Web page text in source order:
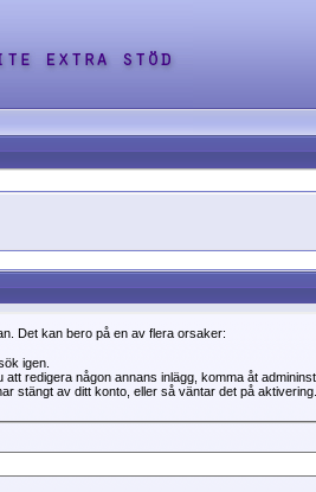
Det kan bero på en av flera orsaker:
igen.
redigera någon annans inlägg, komma åt
stängt av ditt konto, eller så väntar det på aktivering.